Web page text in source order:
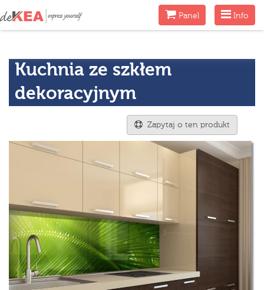
Menu
Info
MenuPanel
Kuchnia ze szkłem
dekoracyjnym
Zapytaj o ten produkt